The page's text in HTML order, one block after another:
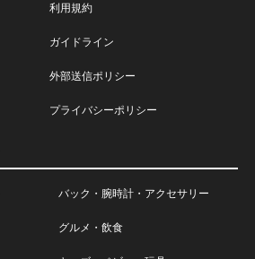
利用規約
ガイドライン
外部送信ポリシー
プライバシーポリシー
バック・腕時計・アクセサリー
グルメ・飲食